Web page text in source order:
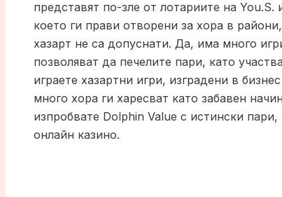
представят по-зле от лотариите на You.S.
което ги прави отворени за хора в
хазарт не са допуснати. Да, има много
позволяват да печелите пари, като
играете хазартни игри, изградени в
много хора ги харесват като забавен
изпробвате Dolphin Value с истински
онлайн казино.